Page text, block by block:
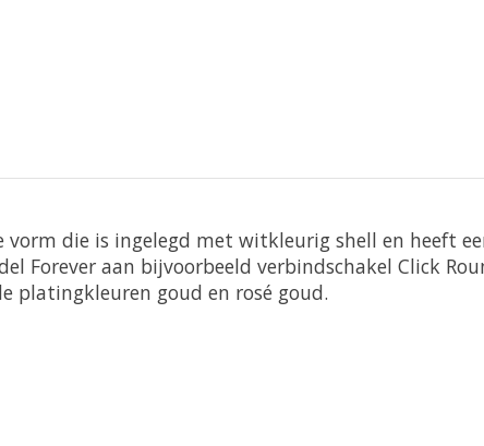
vorm die is ingelegd met witkleurig shell en heeft
Forever aan bijvoorbeeld verbindschakel Click
platingkleuren goud en rosé goud.